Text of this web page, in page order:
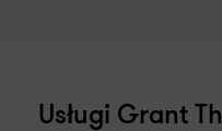
Usługi Grant